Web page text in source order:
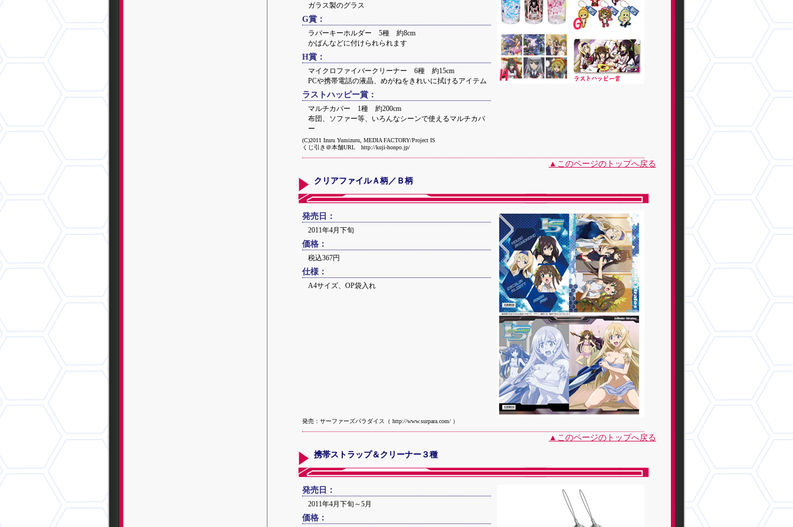
ガラス製のグラス
G賞：
ラバーキーホルダー 5種 約8cm
かばんなどに付けられられます
H賞：
マイクロファイバークリーナー 6種 約15cm
PCや携帯電話の液晶、めがねをきれいに拭けるアイテム
ラストハッピー賞：
マルチカバー 1種 約200cm
布団、ソファー等、いろんなシーンで使えるマルチカバ
ー
(C)2011 Izuru Yumizuru, MEDIA FACTORY/Project IS
くじ引き＠本舗URL http://kuji-honpo.jp/
▲このページのトップへ戻る
クリアファイルＡ柄／Ｂ柄
発売日：
2011年4月下旬
価格：
税込367円
仕様：
A4サイズ、OP袋入れ
発売：サーファーズパラダイス（ http://www.surpara.com/ ）
▲このページのトップへ戻る
携帯ストラップ＆クリーナー３種
発売日：
2011年4月下旬～5月
価格：